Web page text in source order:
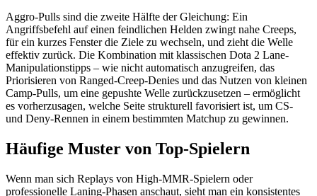
Aggro-Pulls sind die zweite Hälfte der Gleichung: Ein
Angriffsbefehl auf einen feindlichen Helden zwingt nahe Creeps,
für ein kurzes Fenster die Ziele zu wechseln, und zieht die Welle
effektiv zurück. Die Kombination mit klassischen Dota 2 Lane-
Manipulationstipps – wie nicht automatisch anzugreifen, das
Priorisieren von Ranged-Creep-Denies und das Nutzen von kleinen
Camp-Pulls, um eine gepushte Welle zurückzusetzen – ermöglicht
es vorherzusagen, welche Seite strukturell favorisiert ist, um CS-
und Deny-Rennen in einem bestimmten Matchup zu gewinnen.
Häufige Muster von Top-Spielern
Wenn man sich Replays von High-MMR-Spielern oder
professionelle Laning-Phasen anschaut, sieht man ein konsistentes